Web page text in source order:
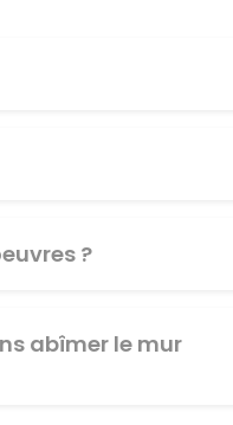
?
abîmer le mur